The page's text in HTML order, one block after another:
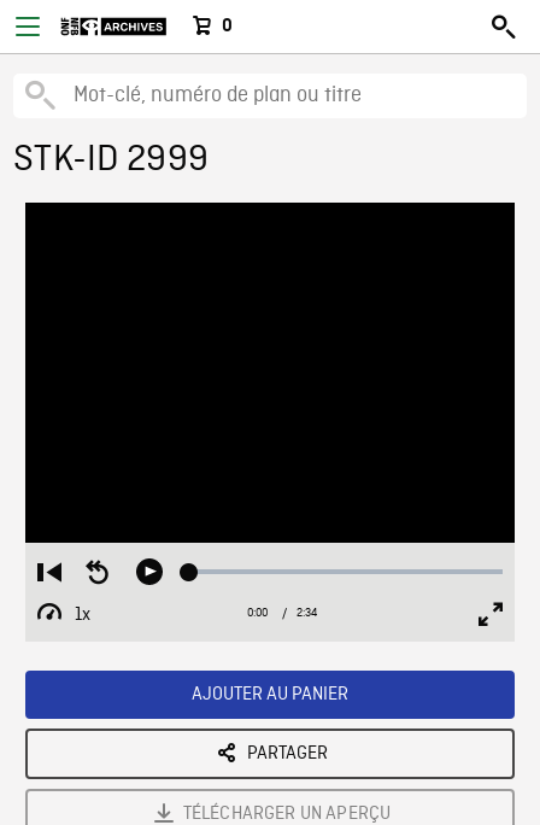
0
STK-ID 2999
Restart
from
beginning
Seek
Play Loaded:
1x
Playback
Current
0:00 / Duration
2:34
AJOUTER AU PANIER
PARTAGER
TÉLÉCHARGER UN APERÇU